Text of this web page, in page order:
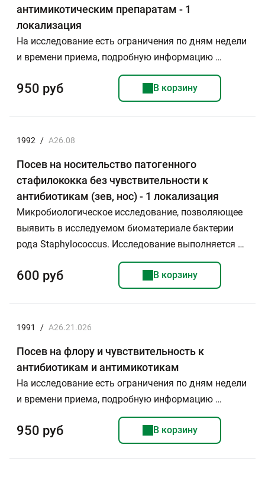
антимикотическим препаратам - 1
локализация
На исследование есть ограничения по дням недели
и времени приема, подробную информацию …
950 руб В корзину
1992 / А26.08
Посев на носительство патогенного
стафилококка без чувствительности к
антибиотикам (зев, нос) - 1 локализация
Микробиологическое исследование, позволяющее
выявить в исследуемом биоматериале бактерии
рода Staphylococcus. Исследование выполняется …
600 руб В корзину
1991 / A26.21.026
Посев на флору и чувствительность к
антибиотикам и антимикотикам
На исследование есть ограничения по дням недели
и времени приема, подробную информацию …
950 руб В корзину